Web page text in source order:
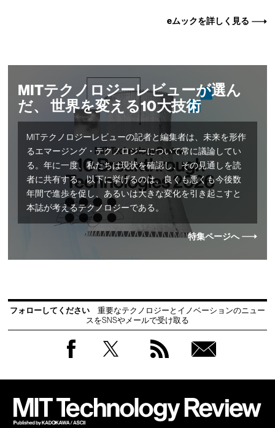
eムックを詳しく見る
MITテクノロジーレビューが選ん
だ、 世界を変える10大技術
MITテクノロジーレビューの記者と編集者は、未来を形作
るエマージング・テクノロジーについて常に議論してい
る。年に一度、私たちは現状を確認し、その見通しを読
者に共有する。以下に挙げるのは、良くも悪くも今後数
年間で進歩を促し、あるいは大きな変化を引き起こすと
本誌が考えるテクノロジーである。
特集ページへ
フォローしてください
重要なテクノロジーとイノベーションのニュー
スをSNSやメールで受け取る